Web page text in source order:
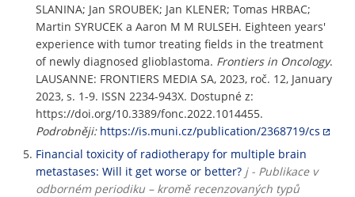
SLANINA; Jan SROUBEK; Jan KLENER; Tomas HRBAC;
Martin SYRUCEK a Aaron M M RULSEH. Eighteen years'
experience with tumor treating fields in the treatment
of newly diagnosed glioblastoma. Frontiers in Oncology.
LAUSANNE: FRONTIERS MEDIA SA, 2023, roč. 12, January
2023, s. 1-9. ISSN 2234-943X. Dostupné z:
https://doi.org/10.3389/fonc.2022.1014455.
Podrobněji: https://is.muni.cz/publication/2368719/cs
Financial toxicity of radiotherapy for multiple brain
metastases: Will it get worse or better? j - Publikace v
odborném periodiku – kromě recenzovaných typů